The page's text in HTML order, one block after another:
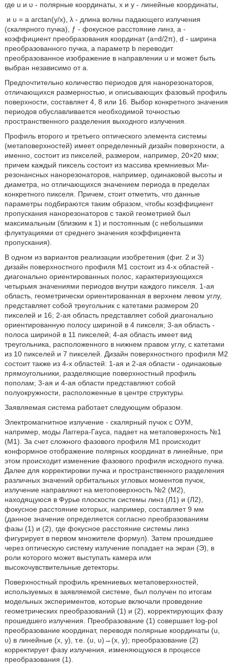
где u и υ - полярные координаты, x и у - линейные координаты,
и υ = a arctan(y/х), λ - длина волны падающего излучения
(скалярного пучка), ƒ - фокусное расстояние линз, а -
коэффициент преобразования координат (а=d/2π), d - ширина
преобразованного пучка, а параметр b переводит
преобразованное изображение в направлении u и может быть
выбран независимо от а.
Предпочтительно количество периодов для нанорезонаторов,
отличающихся размерностью, и описывающих фазовый профиль
поверхности, составляет 4, 8 или 16. Выбор конкретного значения
периодов обуславливается необходимой точностью
пространственного разделения выходного излучения.
Профиль второго и третьего оптического элемента системы
(метаповерхностей) имеет определенный дизайн поверхности, а
именно, состоит из пикселей, размером, например, 20×20 мкм;
причем каждый пиксель состоит из массива кремниевых Ми-
резонансных нанорезонаторов, например, одинаковой высоты и
диаметра, но отличающихся значением периода в пределах
конкретного пикселя. Причем, стоит отметить, что данные
параметры подбираются таким образом, чтобы коэффициент
пропускания нанорезонаторов с такой геометрией был
максимальным (близким к 1) и постоянным (с небольшими
флуктуациями от среднего значения коэффициента
пропускания).
В одном из вариантов реализации изобретения (фиг. 2 и 3)
дизайн поверхностного профиля M1 состоит из 4-х областей -
диагонально ориентированных полос, характеризующихся
четырьмя значениями периодов внутри каждого пикселя. 1-ая
область, геометрически ориентированная в верхнем левом углу,
представляет собой треугольник с катетами размером 20
пикселей и 16; 2-ая область представляет собой диагонально
ориентированную полосу шириной в 4 пикселя; 3-ая область -
полоса шириной в 11 пикселей; 4-ая область имеет вид
треугольника, расположенного в нижнем правом углу, с катетами
из 10 пикселей и 7 пикселей. Дизайн поверхностного профиля М2
состоит также из 4-х областей: 1-ая и 2-ая области - одинаковые
прямоугольники, разделяющие поверхностный профиль
пополам; 3-ая и 4-ая области представляют собой
полуокружности, расположенные в центре структуры.
Заявляемая система работает следующим образом.
Электромагнитное излучение - скалярный пучок с ОУМ,
например, моды Лаггера-Гауса, падает на метаповерхность №1
(M1). За счет сложного фазового профиля M1 происходит
конформное отображение полярных координат в линейные, при
этом происходит изменение фазового профиля исходного пучка.
Далее для корректировки пучка и пространственного разделения
различных значений орбитальных угловых моментов пучок,
излучение направляют на метоповерхность №2 (М2),
находящуюся в Фурье плоскости системы линз (Л1) и (Л2),
фокусное расстояние которых, например, составляет 9 мм
(данное значение определяется согласно преобразованиям
фазы (1) и (2), где фокусное расстояние системы линз
фигурирует в первом множителе формул). Затем прошедшее
через оптическую систему излучение попадает на экран (Э), в
роли которого может выступать камера или
высокочувствительные детекторы.
Поверхностный профиль кремниевых метаповерхностей,
используемых в заявляемой системе, был получен по итогам
модельных экспериментов, которые включали проведение
геометрических преобразований (1) и (2), корректирующих фазу
прошедшего излучения. Преобразование (1) совершает log-pol
преобразование координат, переводя полярные координаты (u,
υ) в линейные (х, у), т.е. (u, υ)→(х, у); преобразование (2)
корректирует фазу излучения, изменяющуюся в процессе
преобразования (1).